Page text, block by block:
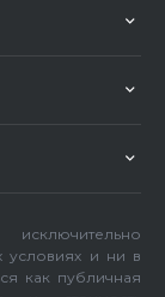
условиях и ни в
как публичная